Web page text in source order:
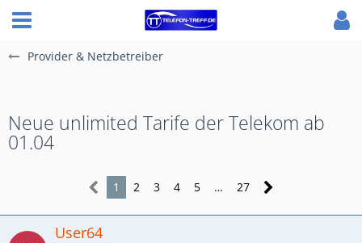
Provider & Netzbetreiber
Neue unlimited Tarife der Telekom ab
01.04
1 2 3 4 5 … 27
User64